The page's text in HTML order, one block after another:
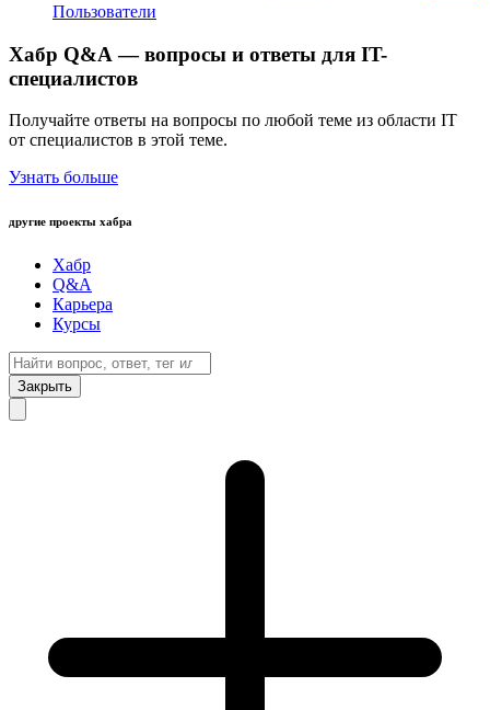
Пользователи
Хабр Q&A — вопросы и ответы для IT-
специалистов
Получайте ответы на вопросы по любой теме из области IT
от специалистов в этой теме.
Узнать больше
другие проекты хабра
Хабр
Q&A
Карьера
Курсы
Закрыть